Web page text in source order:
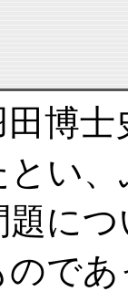
博
い
に
で